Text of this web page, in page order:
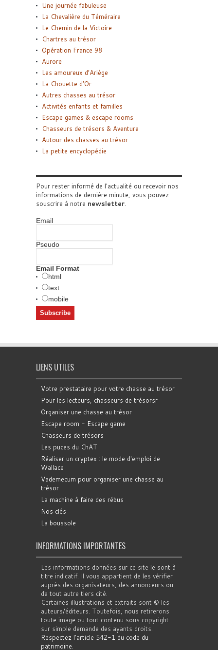
Une journée fabuleuse
La Chevalière du Téméraire
Le Chemin de la Victoire
Chartres au trésor
Opération France 98
Aurore
Les amoureux d’Ariège
La Chouette d’Or
Autres chasses au trésor
Activités enfants et familles
Escape games & escape rooms
Chasseurs de trésors & Aventure
Autour des chasses au trésor
La petite encyclopédie
Pour rester informé de l'actualité ou recevoir nos
informations de dernière minute, vous pouvez
souscrire à notre newsletter.
Email
Pseudo
Email Format
html
text
mobile
LIENS UTILES
Votre prestataire pour votre chasse au trésor
Pour les lecteurs, chasseurs de trésorsr
Organiser une chasse au trésor
Escape room - Escape game
Chasseurs de trésors
Les puces du ChAT
Réaliser un cryptex : le mode d'emploi de
Wallace
Vademecum pour organiser une chasse au
trésor
La machine à faire des rébus
Nos clés
La boussole
INFORMATIONS IMPORTANTES
Les informations données sur ce site le sont à
titre indicatif. Il vous appartient de les vérifier
auprès des organisateurs, des annonceurs ou
de tout autre tiers cité.
Certaines illustrations et extraits sont © les
auteurs/éditeurs. Toutefois, nous retirerons
toute image ou tout contenu sous copyright
sur simple demande des ayants droits.
Respectez l'article 542-1 du code du
patrimoine.